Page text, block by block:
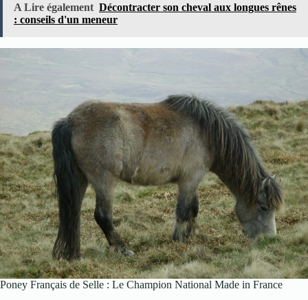
A Lire également Décontracter son cheval aux longues rênes
: conseils d'un meneur
Poney Français de Selle : Le Champion National Made in France